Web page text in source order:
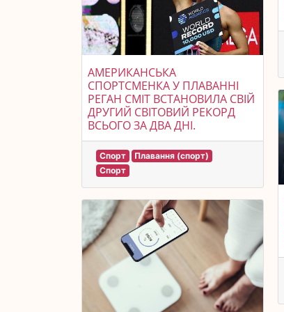
АМЕРИКАНСЬКА
СПОРТСМЕНКА У ПЛАВАННІ
РЕГАН СМІТ ВСТАНОВИЛА СВІЙ
ДРУГИЙ СВІТОВИЙ РЕКОРД
ВСЬОГО ЗА ДВА ДНІ.
Спорт
Плавання (спорт)
Спорт